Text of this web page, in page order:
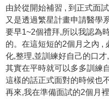
由於從開始補習 , 到正式面
又是透過繁星計畫申請醫學
要早1~2個禮拜,所以我認為
的。在這短短的2個月之內 ,
化,整理,並訓練好自己的口
其實在平時就可以多多訓練
這樣的話正式面對的時候也
再來,我在準備面試的2個月